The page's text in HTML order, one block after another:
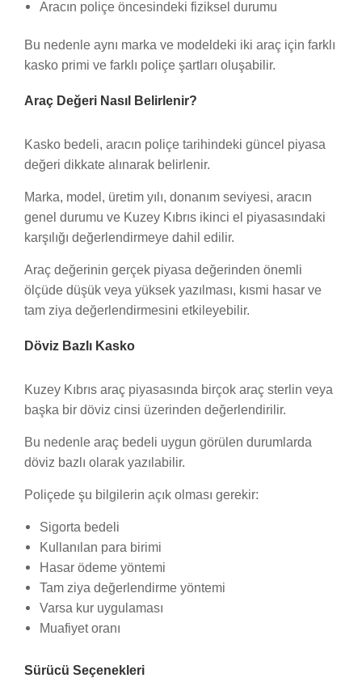
Aracın poliçe öncesindeki fiziksel durumu
Bu nedenle aynı marka ve modeldeki iki araç için farklı
kasko primi ve farklı poliçe şartları oluşabilir.
Araç Değeri Nasıl Belirlenir?
Kasko bedeli, aracın poliçe tarihindeki güncel piyasa
değeri dikkate alınarak belirlenir.
Marka, model, üretim yılı, donanım seviyesi, aracın
genel durumu ve Kuzey Kıbrıs ikinci el piyasasındaki
karşılığı değerlendirmeye dahil edilir.
Araç değerinin gerçek piyasa değerinden önemli
ölçüde düşük veya yüksek yazılması, kısmi hasar ve
tam ziya değerlendirmesini etkileyebilir.
Döviz Bazlı Kasko
Kuzey Kıbrıs araç piyasasında birçok araç sterlin veya
başka bir döviz cinsi üzerinden değerlendirilir.
Bu nedenle araç bedeli uygun görülen durumlarda
döviz bazlı olarak yazılabilir.
Poliçede şu bilgilerin açık olması gerekir:
Sigorta bedeli
Kullanılan para birimi
Hasar ödeme yöntemi
Tam ziya değerlendirme yöntemi
Varsa kur uygulaması
Muafiyet oranı
Sürücü Seçenekleri